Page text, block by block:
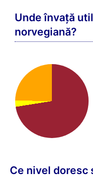
Unde învață
norvegiană?
Ce nivel doresc